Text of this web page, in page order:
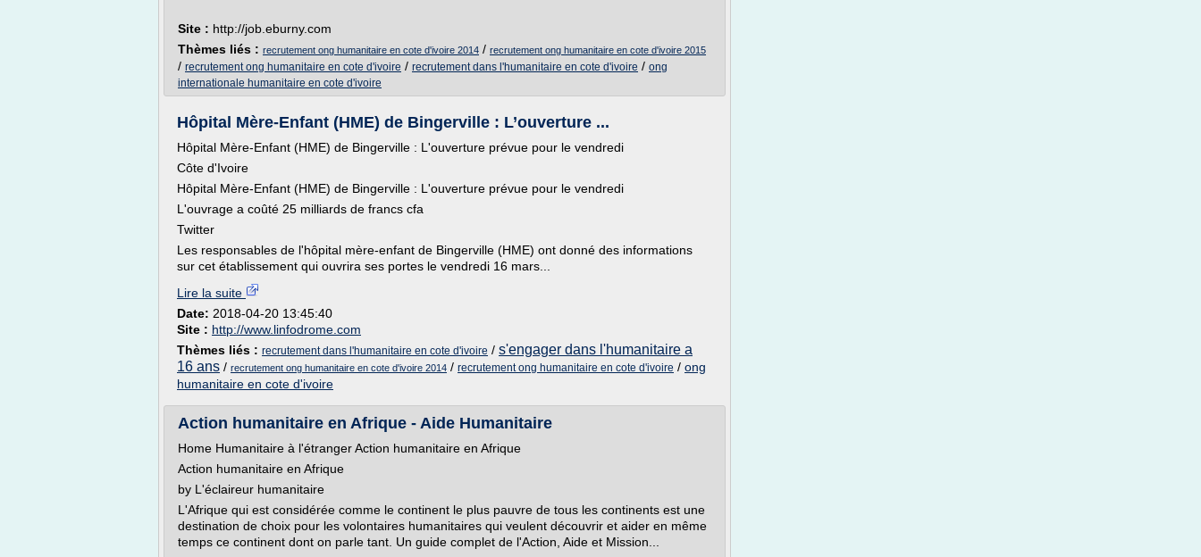
Site : http://job.eburny.com
Thèmes liés : recrutement ong humanitaire en cote d'ivoire 2014 / recrutement ong humanitaire en cote d'ivoire 2015
/ recrutement ong humanitaire en cote d'ivoire / recrutement dans l'humanitaire en cote d'ivoire / ong
internationale humanitaire en cote d'ivoire
Hôpital Mère-Enfant (HME) de Bingerville : L’ouverture ...
Hôpital Mère-Enfant (HME) de Bingerville : L'ouverture prévue pour le vendredi
Côte d'Ivoire
Hôpital Mère-Enfant (HME) de Bingerville : L'ouverture prévue pour le vendredi
L'ouvrage a coûté 25 milliards de francs cfa
Twitter
Les responsables de l'hôpital mère-enfant de Bingerville (HME) ont donné des informations
sur cet établissement qui ouvrira ses portes le vendredi 16 mars...
Lire la suite
Date: 2018-04-20 13:45:40
Site : http://www.linfodrome.com
Thèmes liés : recrutement dans l'humanitaire en cote d'ivoire / s'engager dans l'humanitaire a
16 ans / recrutement ong humanitaire en cote d'ivoire 2014 / recrutement ong humanitaire en cote d'ivoire / ong
humanitaire en cote d'ivoire
Action humanitaire en Afrique - Aide Humanitaire
Home Humanitaire à l'étranger Action humanitaire en Afrique
Action humanitaire en Afrique
by L'éclaireur humanitaire
L'Afrique qui est considérée comme le continent le plus pauvre de tous les continents est une
destination de choix pour les volontaires humanitaires qui veulent découvrir et aider en même
temps ce continent dont on parle tant. Un guide complet de l'Action, Aide et Mission...